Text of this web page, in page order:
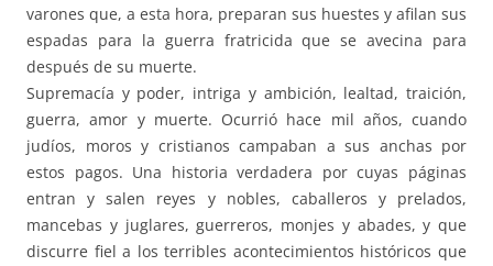
varones que, a esta hora, preparan sus huestes y afilan sus
espadas para la guerra fratricida que se avecina para
después de su muerte.
Supremacía y poder, intriga y ambición, lealtad, traición,
guerra, amor y muerte. Ocurrió hace mil años, cuando
judíos, moros y cristianos campaban a sus anchas por
estos pagos. Una historia verdadera por cuyas páginas
entran y salen reyes y nobles, caballeros y prelados,
mancebas y juglares, guerreros, monjes y abades, y que
discurre fiel a los terribles acontecimientos históricos que